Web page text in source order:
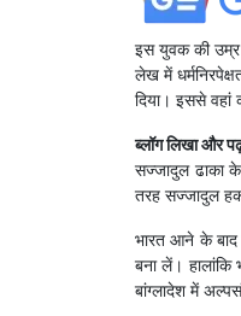
इस युवक की उम्र
लेख में
दिया। इससे
ब्लॉग लिखा और
सज्जादुल ढाका
तरह सज्जादुल हक
भारत आने के बाद
बना लें।
बांग्लादेश में